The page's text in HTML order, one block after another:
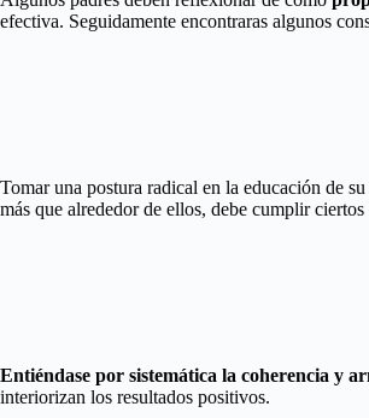
efectiva. Seguidamente encontraras algunos
Tomar una postura radical en la educación de
más que alrededor de ellos, debe cumplir
Entiéndase por sistemática la coherencia y
interiorizan los resultados positivos.